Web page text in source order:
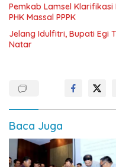
Pemkab Lamsel Klarifikasi
PHK Massal PPPK
Jelang Idulfitri, Bupati Egi
Natar
Baca Juga